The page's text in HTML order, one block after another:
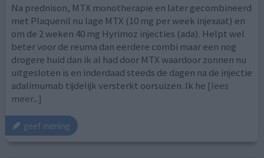
Na prednison, MTX monotherapie en later gecombineerd
met Plaquenil nu lage MTX (10 mg per week injexaat) en
om de 2 weken 40 mg Hyrimoz injecties (ada). Helpt wel
beter voor de reuma dan eerdere combi maar een nog
drogere huid dan ik al had door MTX waardoor zonnen nu
uitgesloten is en inderdaad steeds de dagen na de injectie
adalimumab tijdelijk versterkt oorsuizen. Ik he [lees
meer...]
geef mening